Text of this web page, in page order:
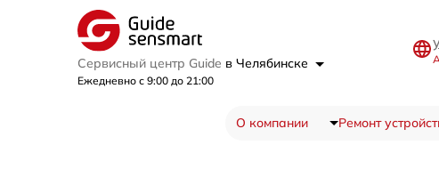
Сервисный центр Guide в Челябинске
Ежедневно с 9:00 до 21:00
О компании Ремонт